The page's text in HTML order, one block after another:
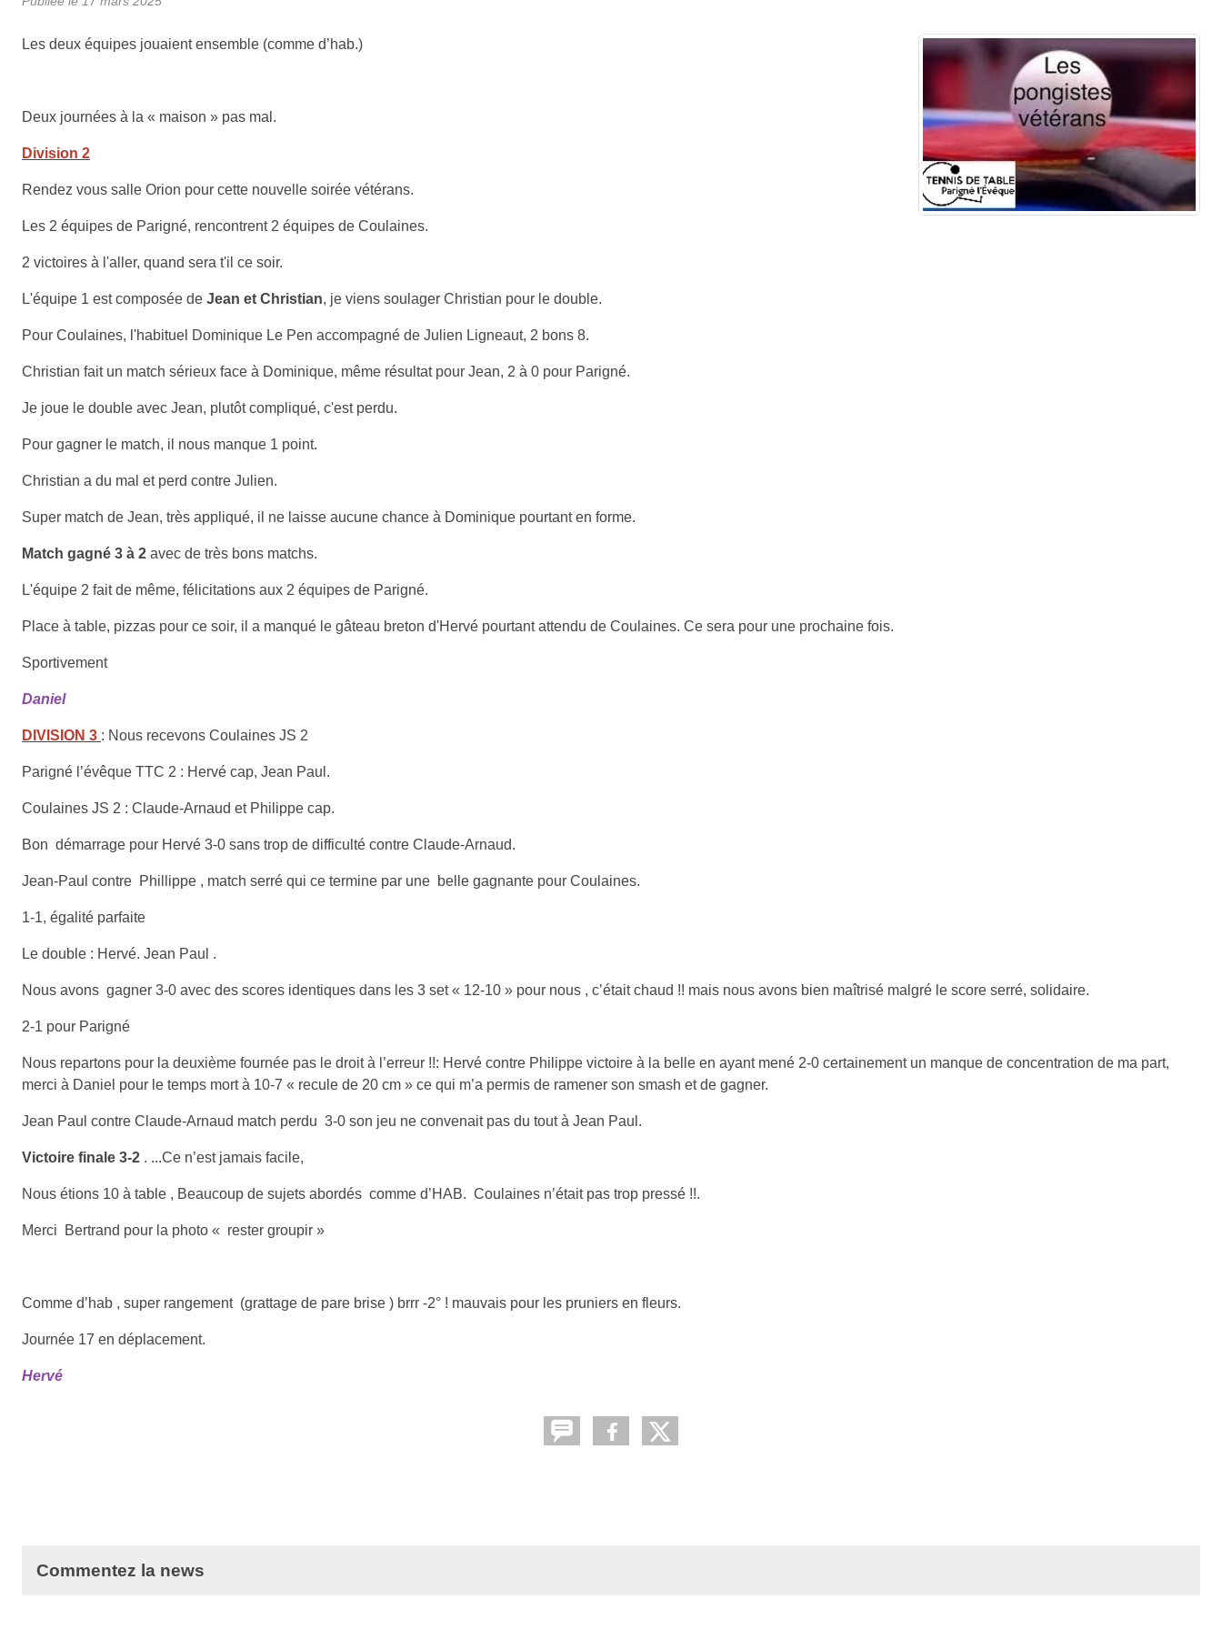
Les deux équipes jouaient ensemble (comme d’hab.)
Deux journées à la « maison » pas mal.
Division 2
Rendez vous salle Orion pour cette nouvelle soirée vétérans.
Les 2 équipes de Parigné, rencontrent 2 équipes de Coulaines.
2 victoires à l'aller, quand sera t'il ce soir.
L'équipe 1 est composée de Jean et Christian, je viens soulager Christian pour le double.
Pour Coulaines, l'habituel Dominique Le Pen accompagné de Julien Ligneaut, 2 bons 8.
Christian fait un match sérieux face à Dominique, même résultat pour Jean, 2 à 0 pour Parigné.
Je joue le double avec Jean, plutôt compliqué, c'est perdu.
Pour gagner le match, il nous manque 1 point.
Christian a du mal et perd contre Julien.
Super match de Jean, très appliqué, il ne laisse aucune chance à Dominique pourtant en forme.
Match gagné 3 à 2 avec de très bons matchs.
L'équipe 2 fait de même, félicitations aux 2 équipes de Parigné.
Place à table, pizzas pour ce soir, il a manqué le gâteau breton d'Hervé pourtant attendu de Coulaines. Ce sera pour une prochaine fois.
Sportivement
Daniel
DIVISION 3 : Nous recevons Coulaines JS 2
Parigné l’évêque TTC 2 : Hervé cap, Jean Paul.
Coulaines JS 2 : Claude-Arnaud et Philippe cap.
Bon démarrage pour Hervé 3-0 sans trop de difficulté contre Claude-Arnaud.
Jean-Paul contre Phillippe , match serré qui ce termine par une belle gagnante pour Coulaines.
1-1, égalité parfaite
Le double : Hervé. Jean Paul .
Nous avons gagner 3-0 avec des scores identiques dans les 3 set « 12-10 » pour nous , c’était chaud !! mais nous avons bien maîtrisé malgré le score serré, solidaire.
2-1 pour Parigné
Nous repartons pour la deuxième fournée pas le droit à l’erreur !!: Hervé contre Philippe victoire à la belle en ayant mené 2-0 certainement un manque de concentration de ma part,
merci à Daniel pour le temps mort à 10-7 « recule de 20 cm » ce qui m’a permis de ramener son smash et de gagner.
Jean Paul contre Claude-Arnaud match perdu 3-0 son jeu ne convenait pas du tout à Jean Paul.
Victoire finale 3-2 . ...Ce n’est jamais facile,
Nous étions 10 à table , Beaucoup de sujets abordés comme d’HAB. Coulaines n’était pas trop pressé !!.
Merci Bertrand pour la photo « rester groupir »
Comme d’hab , super rangement (grattage de pare brise ) brrr -2° ! mauvais pour les pruniers en fleurs.
Journée 17 en déplacement.
Hervé
Commentez la news